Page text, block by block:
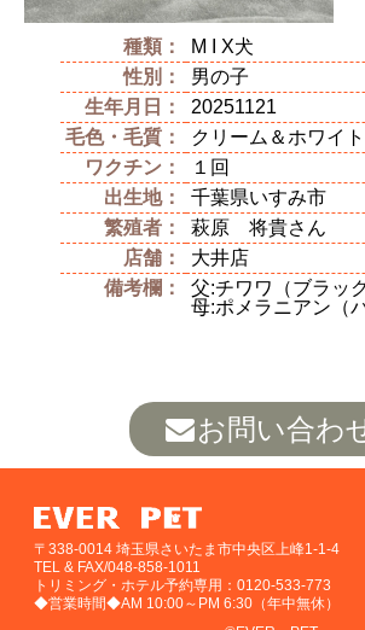
種類：
M I X犬
性別：
男の子
生年月日：
20251121
毛色・毛質：
クリーム＆ホワイト
ワクチン：
１回
出生地：
千葉県いすみ市
繁殖者：
萩原 将貴さん
店舗：
大井店
備考欄：
父:チワワ（ブラッ
母:ポメラニアン（
お問い合わ
〒338-0014 埼玉県さいたま市中央区上峰1-1-4
TEL & FAX/048-858-1011
トリミング・ホテル予約専用：0120-533-773
◆営業時間◆AM 10:00～PM 6:30（年中無休）